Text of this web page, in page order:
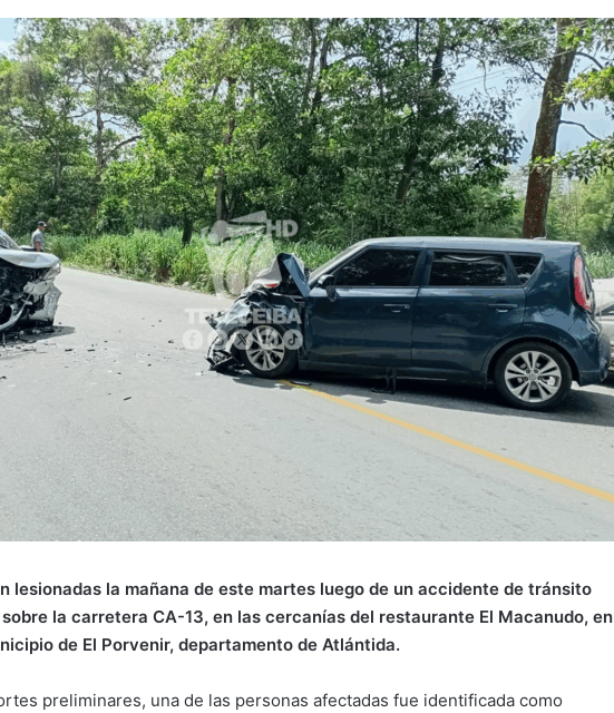
lesionadas la mañana de este martes luego de un accidente de tránsito
la carretera CA-13, en las cercanías del restaurante El Macanudo, en
de El Porvenir, departamento de Atlántida.
preliminares, una de las personas afectadas fue identificada como